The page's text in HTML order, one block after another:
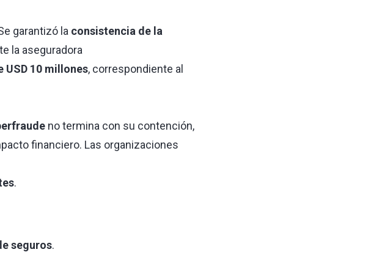
garantizó la consistencia de la
la aseguradora
USD 10 millones, correspondiente al
no termina con su contención,
financiero. Las organizaciones
.
seguros.